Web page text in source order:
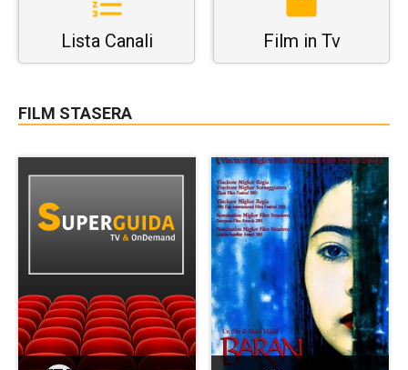
Lista Canali Film in Tv
FILM STASERA